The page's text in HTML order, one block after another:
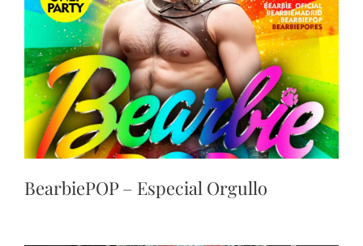
BearbiePOP – Especial Orgullo